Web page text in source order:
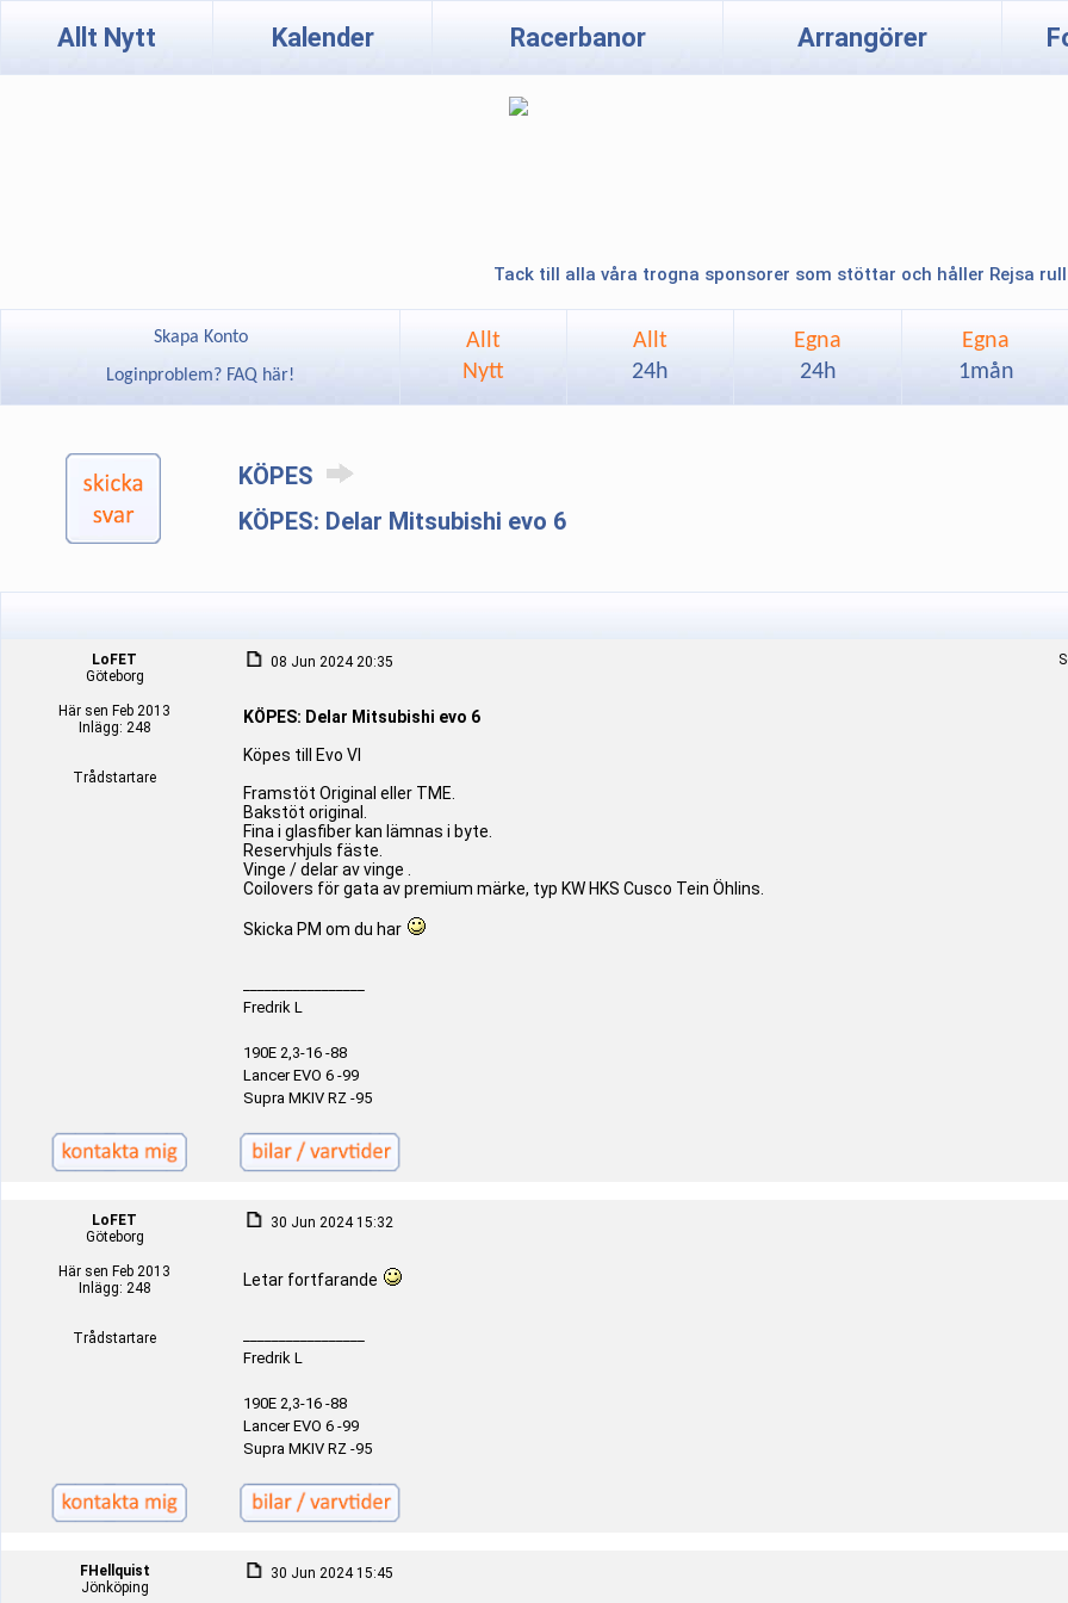
Allt Nytt Kalender Racerbanor Arrangörer
Tack till alla våra trogna sponsorer som stöttar och håller Rejsa
Skapa Konto
Loginproblem? FAQ här!
Allt
Nytt
Allt
24h
Egna
24h
Egna
1mån
KÖPES
KÖPES: Delar Mitsubishi evo 6
LoFET
Göteborg
Här sen Feb 2013
Inlägg: 248
Trådstartare
08 Jun 2024 20:35
KÖPES: Delar Mitsubishi evo 6
Köpes till Evo VI
Framstöt Original eller TME.
Bakstöt original.
Fina i glasfiber kan lämnas i byte.
Reservhjuls fäste.
Vinge / delar av vinge .
Coilovers för gata av premium märke, typ KW HKS Cusco Tein Öhlins.
Skicka PM om du har
Fredrik L
190E 2,3-16 -88
Lancer EVO 6 -99
Supra MKIV RZ -95
LoFET
Göteborg
Här sen Feb 2013
Inlägg: 248
Trådstartare
30 Jun 2024 15:32
Letar fortfarande
Fredrik L
190E 2,3-16 -88
Lancer EVO 6 -99
Supra MKIV RZ -95
FHellquist
Jönköping
30 Jun 2024 15:45